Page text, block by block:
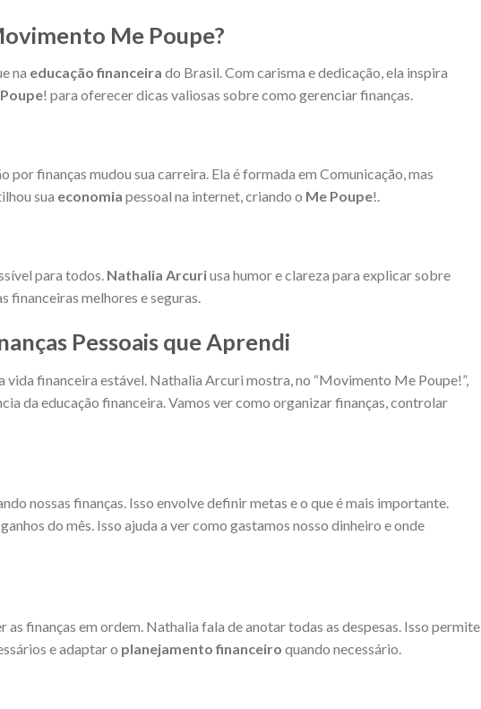
Me Poupe?
na educação financeira do Brasil. Com carisma e dedicação, ela inspira
! para oferecer dicas valiosas sobre como gerenciar finanças.
finanças mudou sua carreira. Ela é formada em Comunicação, mas
sua economia pessoal na internet, criando o Me Poupe!.
para todos. Nathalia Arcuriusa humor e clareza para explicar sobre
financeiras melhores e seguras.
Pessoais que Aprendi
vida financeira estável. Nathalia Arcuri mostra, no “Movimento Me Poupe!”,
da educação financeira. Vamos ver como organizar finanças, controlar
nossas finanças. Isso envolve definir metas e o que é mais importante.
do mês. Isso ajuda a ver como gastamos nosso dinheiro e onde
finanças em ordem. Nathalia fala de anotar todas as despesas. Isso permite
e adaptar o planejamento financeiro quando necessário.